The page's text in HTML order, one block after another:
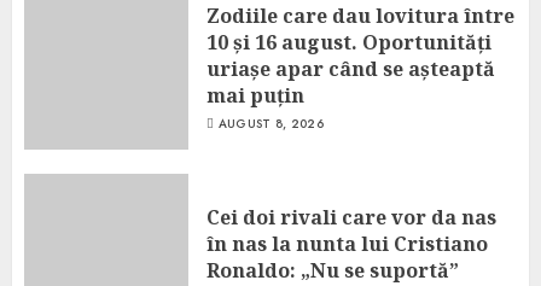
Zodiile care dau lovitura între
10 și 16 august. Oportunități
uriașe apar când se așteaptă
mai puțin
AUGUST 8, 2026
Cei doi rivali care vor da nas
în nas la nunta lui Cristiano
Ronaldo: „Nu se suportă”